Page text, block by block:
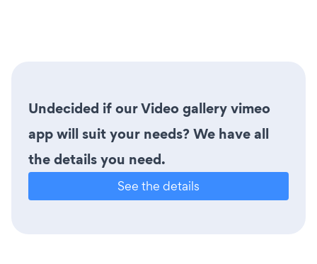
Undecided if our Video gallery vimeo
app will suit your needs? We have all
the details you need.
See the details